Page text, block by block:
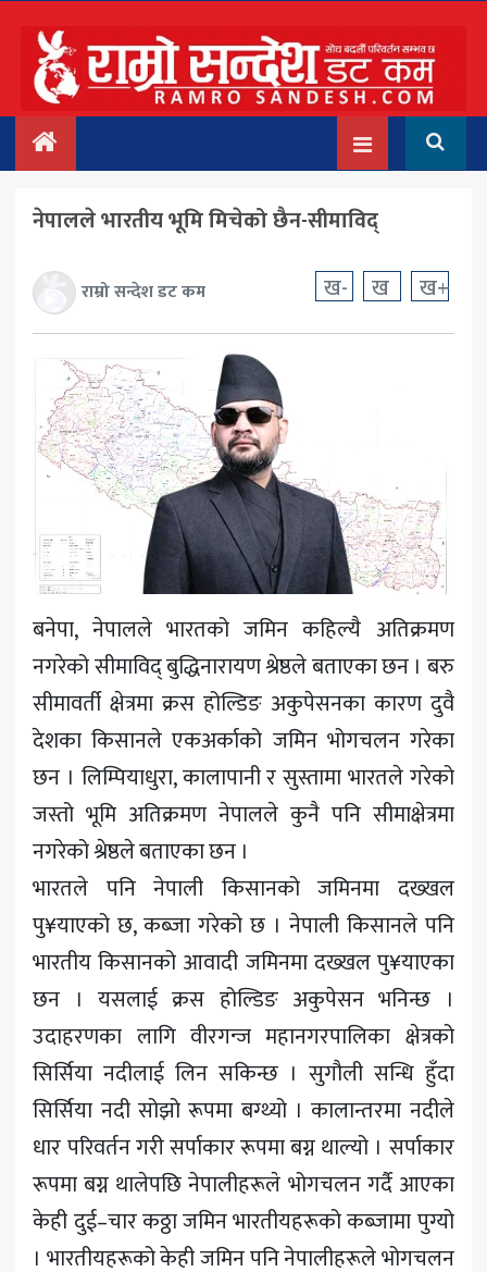
मुख्य
समाचार
देश/प्रदेश
राजनीति
बिचार
अन्तर्वार्ता
बिजनेस
अन्तराष्ट्रिय
प्रवास
मनोरञ्जन
अन्य
नेपालले भारतीय भूमि मिचेको छैन-सीमाविद्
राम्रो सन्देश डट कम ख- ख ख+
बनेपा, नेपालले भारतको जमिन कहिल्यै अतिक्रमण
नगरेको सीमाविद् बुद्धिनारायण श्रेष्ठले बताएका छन । बरु
सीमावर्ती क्षेत्रमा क्रस होल्डिङ अकुपेसनका कारण दुवै
देशका किसानले एकअर्काको जमिन भोगचलन गरेका
छन । लिम्पियाधुरा, कालापानी र सुस्तामा भारतले गरेको
जस्तो भूमि अतिक्रमण नेपालले कुनै पनि सीमाक्षेत्रमा
नगरेको श्रेष्ठले बताएका छन ।
भारतले पनि नेपाली किसानको जमिनमा दख्खल
पु¥याएको छ, कब्जा गरेको छ । नेपाली किसानले पनि
भारतीय किसानको आवादी जमिनमा दख्खल पु¥याएका
छन । यसलाई क्रस होल्डिङ अकुपेसन भनिन्छ ।
उदाहरणका लागि वीरगन्ज महानगरपालिका क्षेत्रको
सिर्सिया नदीलाई लिन सकिन्छ । सुगौली सन्धि हुँदा
सिर्सिया नदी सोझो रूपमा बग्थ्यो । कालान्तरमा नदीले
धार परिवर्तन गरी सर्पाकार रूपमा बग्न थाल्यो । सर्पाकार
रूपमा बग्न थालेपछि नेपालीहरूले भोगचलन गर्दै आएका
केही दुई–चार कठ्ठा जमिन भारतीयहरूको कब्जामा पुग्यो
। भारतीयहरूको केही जमिन पनि नेपालीहरूले भोगचलन